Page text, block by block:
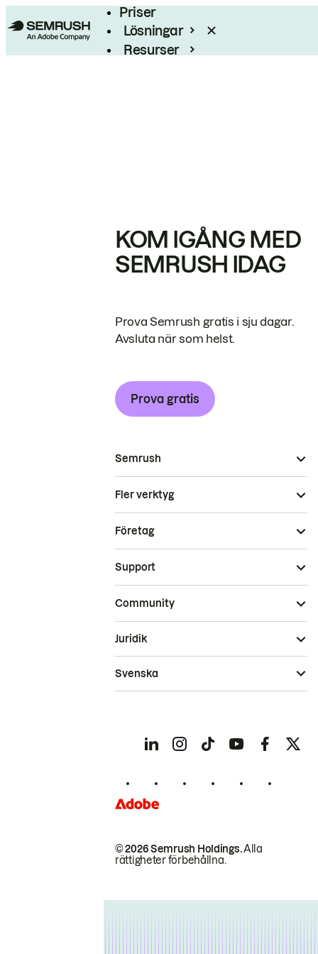
Priser
Lösningar
Resurser
KOM IGÅNG MED
SEMRUSH IDAG
Prova Semrush gratis i sju dagar.
Avsluta när som helst.
Prova gratis
Semrush
Fler verktyg
Företag
Support
Community
© 2026 Semrush Holdings.Alla
rättigheter förbehållna.
Juridik
Svenska